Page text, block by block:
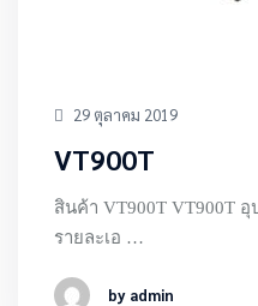
29 ตุลาคม 2019
VT900T
สินค้า VT900T VT900T
รายละเอ …
by admin